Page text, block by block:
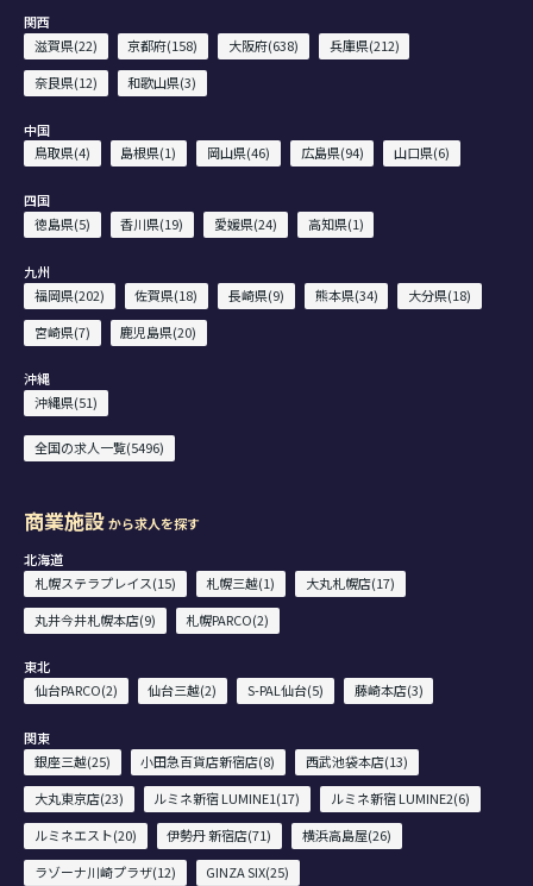
関西
滋賀県(22)
京都府(158) 大阪府(638)
兵庫県(212)
奈良県(12)
和歌山県(3)
中国
鳥取県(4)
島根県(1) 岡山県(46) 広島県(94) 山口県(6)
四国
徳島県(5)
香川県(19) 愛媛県(24) 高知県(1)
九州
福岡県(202)
佐賀県(18) 長崎県(9) 熊本県(34)
大分県(18)
宮崎県(7)
鹿児島県(20)
沖縄
沖縄県(51)
全国の求人一覧(5496)
商業施設から求人を探す
北海道
札幌ステラプレイス(15)
札幌三越(1)
大丸札幌店(17)
丸井今井札幌本店(9)
札幌PARCO(2)
東北
仙台PARCO(2)
仙台三越(2) S-PAL仙台(5) 藤崎本店(3)
関東
銀座三越(25)
小田急百貨店新宿店(8)
西武池袋本店(13)
大丸東京店(23)
ルミネ新宿 LUMINE1(17)
ルミネ新宿 LUMINE2(6)
ルミネエスト(20)
伊勢丹 新宿店(71)
横浜高島屋(26)
ラゾーナ川崎プラザ(12)
GINZA SIX(25)